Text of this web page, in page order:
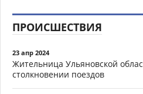
ПРОИСШЕСТВИЯ
23 апр 2024
Жительница Ульяновской
столкновении поездов